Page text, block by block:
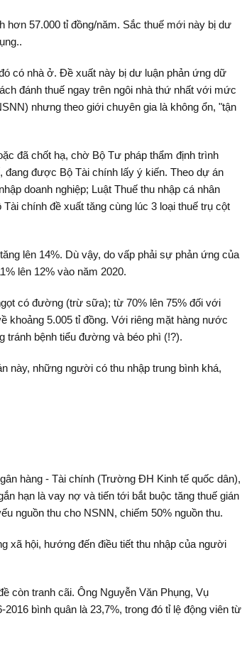
57.000 tỉ đồng/năm. Sắc thuế mới này bị dư
có nhà ở. Đề xuất này bị dư luận phản ứng dữ
đánh thuế ngay trên ngôi nhà thứ nhất với mức
nhưng theo giới chuyên gia là không ổn, "tận
đã chốt hạ, chờ Bộ Tư pháp thẩm định trình
được Bộ Tài chính lấy ý kiến. Theo dự án
doanh nghiệp; Luật Thuế thu nhập cá nhân
chính đề xuất tăng cùng lúc 3 loại thuế trụ cột
lên 14%. Dù vậy, do vấp phải sự phản ứng của
lên 12% vào năm 2020.
có đường (trừ sữa); từ 70% lên 75% đối với
khoảng 5.005 tỉ đồng. Với riêng mặt hàng nước
bệnh tiểu đường và béo phì (!?).
này, những người có thu nhập trung bình khá,
hàng - Tài chính (Trường ĐH Kinh tế quốc dân),
hạn là vay nợ và tiến tới bắt buộc tăng thuế gián
nguồn thu cho NSNN, chiếm 50% nguồn thu.
xã hội, hướng đến điều tiết thu nhập của người
còn tranh cãi. Ông Nguyễn Văn Phụng, Vụ
bình quân là 23,7%, trong đó tỉ lệ động viên từ